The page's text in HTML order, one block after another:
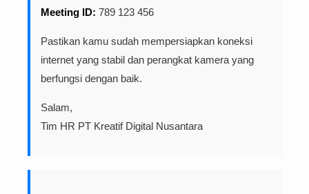
Meeting ID: 789 123 456
Pastikan kamu sudah mempersiapkan koneksi
internet yang stabil dan perangkat kamera yang
berfungsi dengan baik.
Salam,
Tim HR PT Kreatif Digital Nusantara